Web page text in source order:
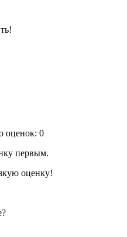
оценок: 0
первым.
оценку!